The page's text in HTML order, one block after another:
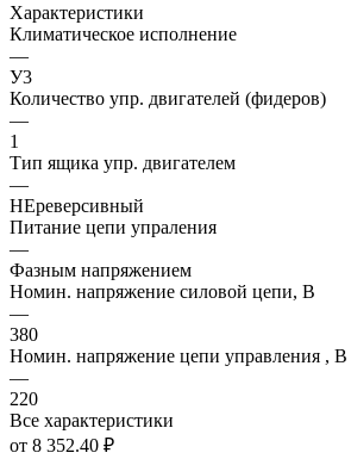
Характеристики
Климатическое исполнение
—
У3
Количество упр. двигателей (фидеров)
—
1
Тип ящика упр. двигателем
—
НЕреверсивный
Питание цепи упраления
—
Фазным напряжением
Номин. напряжение силовой цепи, В
—
380
Номин. напряжение цепи управления , В
—
220
Все характеристики
от 8 352.40 ₽